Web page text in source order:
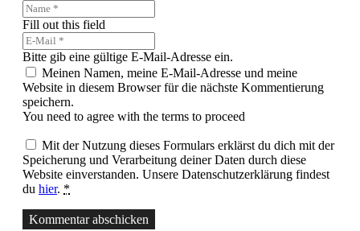
Fill out this field
Bitte gib eine gültige E-Mail-Adresse ein.
Meinen Namen, meine E-Mail-Adresse und meine
Website in diesem Browser für die nächste Kommentierung
speichern.
You need to agree with the terms to proceed
Mit der Nutzung dieses Formulars erklärst du dich mit der
Speicherung und Verarbeitung deiner Daten durch diese
Website einverstanden. Unsere Datenschutzerklärung findest
du hier. *
Kommentar abschicken